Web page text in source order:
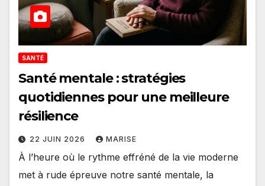
SANTÉ
Santé mentale : stratégies
quotidiennes pour une meilleure
résilience
22 JUIN 2026 MARISE
À l’heure où le rythme effréné de la vie moderne
met à rude épreuve notre santé mentale, la